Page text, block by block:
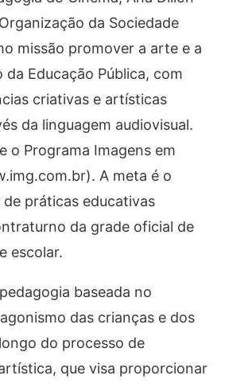
da Sociedade
missão promover a arte e a
Educação Pública, com
criativas e artísticas
da linguagem audiovisual.
o Programa Imagens em
A meta é o
práticas educativas
da grade oficial de
escolar.
baseada no
das crianças e dos
do processo de
que visa proporcionar